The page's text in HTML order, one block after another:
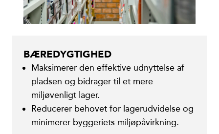
BÆREDYGTIGHED
Maksimerer den effektive udnyttelse af
pladsen og bidrager til et mere
miljøvenligt lager.
Reducerer behovet for lagerudvidelse og
minimerer byggeriets miljøpåvirkning.